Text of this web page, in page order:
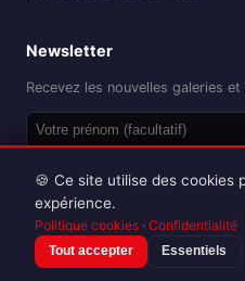
Newsletter
Recevez les nouvelles galeries
Reproduction
🍪 Ce site utilise des cookies
expérience.
Politique cookies · Confidentialité
Tout accepter Essentiels